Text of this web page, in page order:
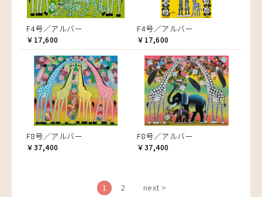
F4号／アルバー
￥17,600
F4号／アルバー
￥17,600
F8号／アルバー
￥37,400
F8号／アルバー
￥37,400
1 2 next >